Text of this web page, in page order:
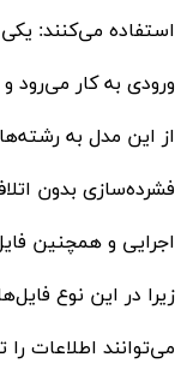
استفاده می‌کنند: یکی
ورودی به کار می‌رود
از این مدل به
فشرده‌سازی بدون
اجرایی و همچنین
زیرا در این نوع
می‌توانند اطلاعات